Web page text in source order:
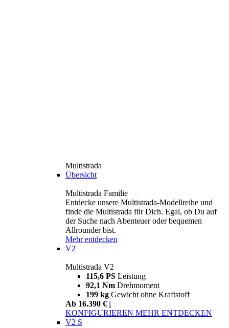
Multistrada
Übersicht
Multistrada Familie
Entdecke unsere Multistrada-Modellreihe und
finde die Multistrada für Dich. Egal, ob Du auf
der Suche nach Abenteuer oder bequemen
Allrounder bist.
Mehr entdecken
V2
Multistrada V2
115,6 PS Leistung
92,1 Nm Drehmoment
199 kg Gewicht ohne Kraftstoff
Ab 16.390 € i
KONFIGURIEREN MEHR ENTDECKEN
V2 S